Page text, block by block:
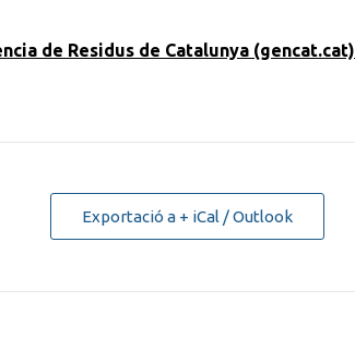
de Residus de Catalunya (gencat.cat)
Exportació a + iCal / Outlook